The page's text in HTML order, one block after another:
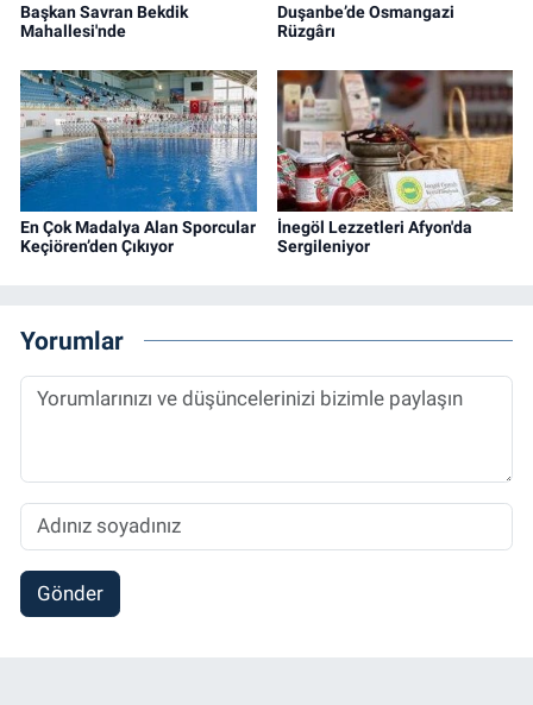
Başkan Savran Bekdik
Mahallesi'nde
Duşanbe’de Osmangazi
Rüzgârı
En Çok Madalya Alan Sporcular
Keçiören’den Çıkıyor
İnegöl Lezzetleri Afyon'da
Sergileniyor
Yorumlar
Gönder